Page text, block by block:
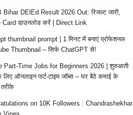
Bihar DElEd Result 2026 Out: रिजल्ट जारी,
Card डाउनलोड करें | Direct Link
thumbnail prompt | 1 मिनट में बनाएं प्रोफेशनल
Thumbnail – सिर्फ ChatGPT से!
Part-Time Jobs for Beginners 2026 | शुरुआती
लिए ऑनलाइन पार्ट-टाइम जॉब्स – घर बैठे कमाई के
on 10K Followers : Chandrashekhar